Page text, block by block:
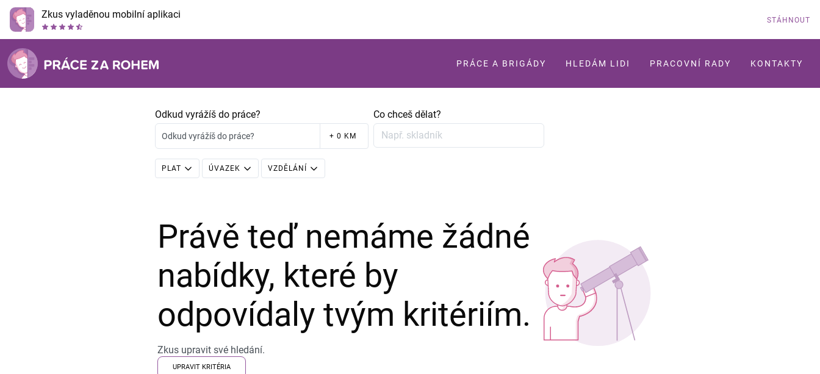
Zkus vyladěnou mobilní aplikaci STÁHNOUT
PRÁCE A BRIGÁDY HLEDÁM LIDI PRACOVNÍ RADY KONTAKTY
Odkud vyrážíš do práce?
Odkud vyrážíš do práce? + 0 KM
Co chceš dělat?
PLAT ÚVAZEK VZDĚLÁNÍ
Právě teď nemáme žádné
nabídky, které by
odpovídaly tvým kritériím.
Zkus upravit své hledání.
UPRAVIT KRITÉRIA